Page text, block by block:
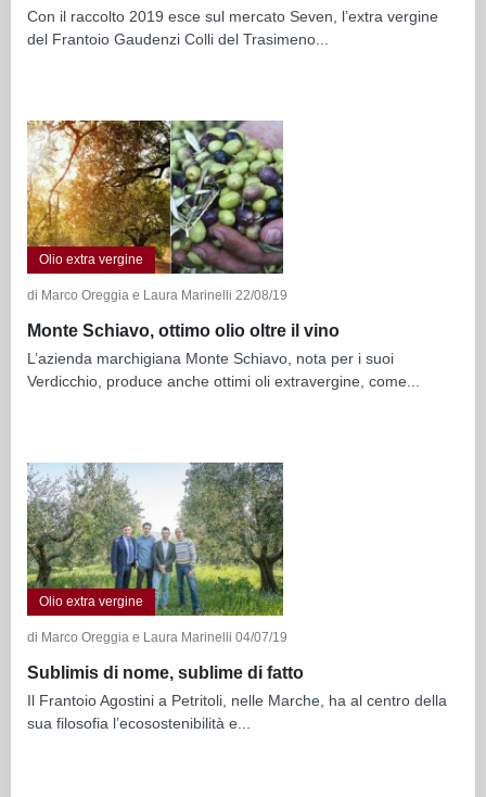
Con il raccolto 2019 esce sul mercato Seven, l’extra vergine
del Frantoio Gaudenzi Colli del Trasimeno...
Olio extra vergine
di Marco Oreggia e Laura Marinelli 22/08/19
Monte Schiavo, ottimo olio oltre il vino
L’azienda marchigiana Monte Schiavo, nota per i suoi
Verdicchio, produce anche ottimi oli extravergine, come...
Olio extra vergine
di Marco Oreggia e Laura Marinelli 04/07/19
Sublimis di nome, sublime di fatto
Il Frantoio Agostini a Petritoli, nelle Marche, ha al centro della
sua filosofia l’ecosostenibilità e...